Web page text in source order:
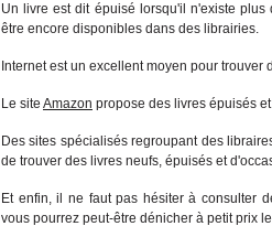
Un livre est dit épuisé lorsqu'il n'existe
être encore disponibles dans des librairies.
Internet est un excellent moyen pour
Le site Amazon propose des livres épuisés
Des sites spécialisés regroupant des
de trouver des livres neufs, épuisés et
Et enfin, il ne faut pas hésiter à consulter
vous pourrez peut-être dénicher à petit prix